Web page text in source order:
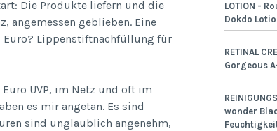
Die Produkte liefern und die
angemessen geblieben. Eine
Lippenstiftnachfüllung für
UVP, im Netz und oft im
es mir angetan. Es sind
sind unglaublich angenehm,
LOTION -
Dokdo
RETINAL
Gorgeous
wonder